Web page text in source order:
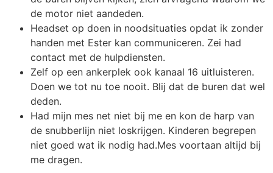
de motor niet aandeden.
Headset op doen in noodsituaties opdat ik zonder
handen met Ester kan communiceren. Zei had
contact met de hulpdiensten.
Zelf op een ankerplek ook kanaal 16 uitluisteren.
Doen we tot nu toe nooit. Blij dat de buren dat wel
deden.
Had mijn mes net niet bij me en kon de harp van
de snubberlijn niet loskrijgen. Kinderen begrepen
niet goed wat ik nodig had.Mes voortaan altijd bij
me dragen.